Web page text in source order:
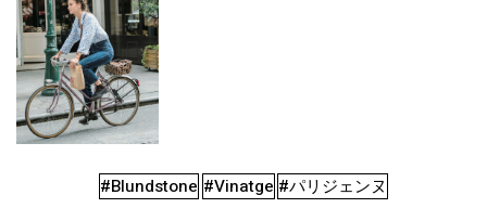
#Blundstone #Vinatge #パリジェンヌ